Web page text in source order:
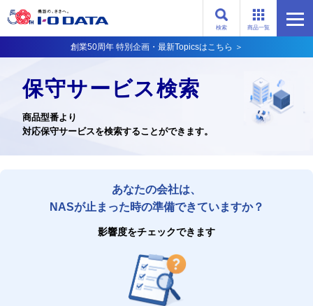
商品一覧
検索
創業50周年 特別企画・最新Topicsはこちら ＞
保守サービス検索
商品型番より
対応保守サービスを検索することができます。
あなたの会社は、
NASが止まった時の準備できていますか？
影響度をチェックできます